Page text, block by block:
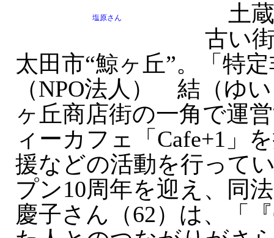
塩原さん
土蔵
古い
太田市“鯨ヶ丘”。「特
（NPO法人） 結（ゆ
ヶ丘商店街の一角で運
ィーカフェ「Cafe+1」
援などの活動を行って
プン10周年を迎え、同
慶子さん（62）は、「